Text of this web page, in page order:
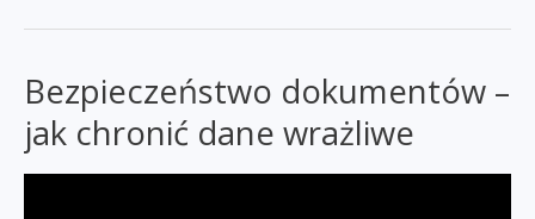
szyfrowanie,
danych
okup
Bezpieczeństwo dokumentów –
jak chronić dane wrażliwe